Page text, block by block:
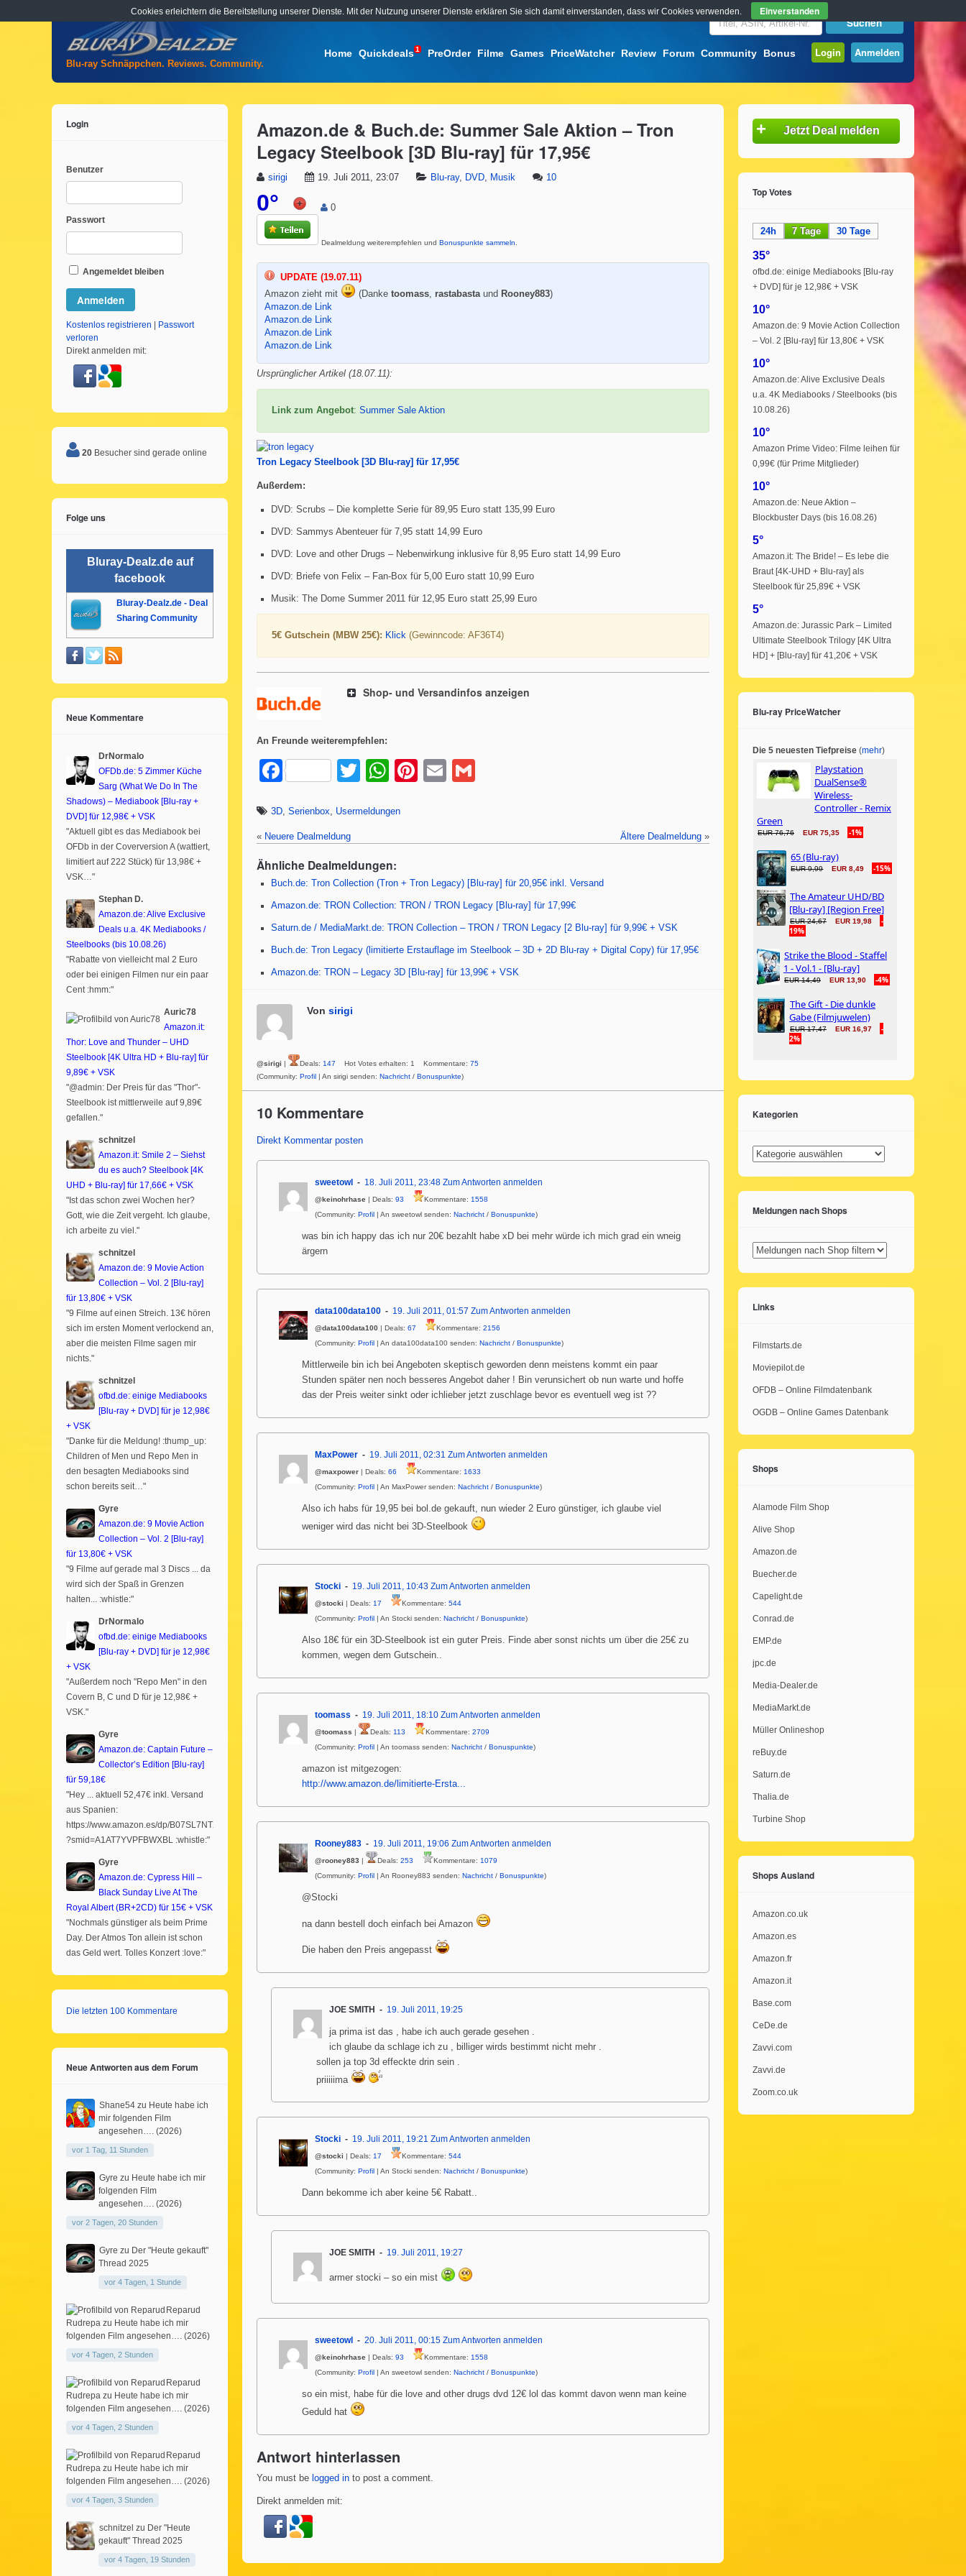
Blu-ray Schnäppchen. Reviews. Community.
Home Quickdeals1 PreOrder Filme Games PriceWatcher Review Forum Community Bonus Login Anmelden
Amazon.de & Buch.de: Summer Sale Aktion – Tron
Legacy Steelbook [3D Blu-ray] für 17,95€
sirigi 19. Juli 2011, 23:07 Blu-ray, DVD, Musik 10
0° 0
Dealmeldung weiterempfehlen und Bonuspunkte sammeln
UPDATE (19.07.11)
Amazon zieht mit
(Danke toomass, rastabasta und Rooney883)
Amazon.de Link
Amazon.de Link
Amazon.de Link
Amazon.de Link
Ursprünglicher Artikel (18.07.11):
Link zum Angebot: Summer Sale Aktion
Tron Legacy Steelbook [3D Blu-ray] für 17,95€
Außerdem:
DVD: Scrubs – Die komplette Serie für 89,95 Euro statt 135,99 Euro
DVD: Sammys Abenteuer für 7,95 statt 14,99 Euro
DVD: Love and other Drugs – Nebenwirkung inklusive für 8,95 Euro statt 14,99 Euro
DVD: Briefe von Felix – Fan-Box für 5,00 Euro statt 10,99 Euro
Musik: The Dome Summer 2011 für 12,95 Euro statt 25,99 Euro
5€ Gutschein (MBW 25€): Klick (Gewinncode: AF36T4)
Shop- und Versandinfos anzeigen
An Freunde weiterempfehlen:
F
c
e
b
o
o
k
T
tt
er
W
at
s
A
p
p
Pi
e
E
3D Serienbox Usermeldungen
« Neuere Dealmeldung Ältere Dealmeldung »
Ähnliche Dealmeldungen:
Buch.de: Tron Collection (Tron + Tron Legacy) [Blu-ray] für 20,95€ inkl. Versand
Amazon.de: TRON Collection: TRON / TRON Legacy [Blu-ray] für 17,99€
Saturn.de / MediaMarkt.de: TRON Collection – TRON / TRON Legacy [2 Blu-ray] für 9,99€ + VSK
Buch.de: Tron Legacy (limitierte Erstauflage im Steelbook – 3D + 2D Blu-ray + Digital Copy) für 17,95€
Amazon.de: TRON – Legacy 3D [Blu-ray] für 13,99€ + VSK
Von sirigi
@sirigi | Deals: 147 Hot Votes erhalten: 1 Kommentare: 75
(Community: Profil | An sirigi senden: Nachricht / Bonuspunkte)
10 Kommentare
Direkt Kommentar posten
sweetowl 18. Juli 2011, 23:48 Zum Antworten anmelden
@keinohrhase | Deals: 93 Kommentare: 1558
(Community: Profil | An sweetowl senden: Nachricht / Bonuspunkte)
was bin ich happy das ich nur 20€ bezahlt habe xD bei mehr würde ich mich grad ein wneig
ärgern
data100data100 19. Juli 2011, 01:57 Zum Antworten anmelden
@data100data100 | Deals: 67 Kommentare: 2156
(Community: Profil | An data100data100 senden: Nachricht / Bonuspunkte)
Mittlerweile bin ich bei Angeboten skeptisch geworden denn meistens kommt ein paar
Stunden später nen noch besseres Angebot daher ! Bin verunsichert ob nun warte und hoffe
das der Preis weiter sinkt oder ichlieber jetzt zuschlage bevor es eventuell weg ist ??
MaxPower 19. Juli 2011, 02:31 Zum Antworten anmelden
@maxpower | Deals: 66 Kommentare: 1633
(Community: Profil | An MaxPower senden: Nachricht / Bonuspunkte)
Also ich habs für 19,95 bei bol.de gekauft, nun wieder 2 Euro günstiger, ich glaube viel
weniger wird das nicht bei 3D-Steelbook
Stocki 19. Juli 2011, 10:43 Zum Antworten anmelden
@stocki | Deals: 17 Kommentare: 544
(Community: Profil | An Stocki senden: Nachricht / Bonuspunkte)
Also 18€ für ein 3D-Steelbook ist ein guter Preis. Finde aber sonst nichts um über die 25€ zu
kommen, wegen dem Gutschein..
toomass 19. Juli 2011, 18:10 Zum Antworten anmelden
@toomass | Deals: 113 Kommentare: 2709
(Community: Profil | An toomass senden: Nachricht / Bonuspunkte)
amazon ist mitgezogen:
http://www.amazon.de/limitierte-Ersta...
Rooney883 19. Juli 2011, 19:06 Zum Antworten anmelden
@rooney883 | Deals: 253 Kommentare: 1079
(Community: Profil | An Rooney883 senden: Nachricht / Bonuspunkte)
@Stocki
na dann bestell doch einfach bei Amazon
Die haben den Preis angepasst
JOE SMITH 19. Juli 2011, 19:25
ja prima ist das , habe ich auch gerade gesehen .
ich glaube da schlage ich zu , billiger wirds bestimmt nicht mehr .
sollen ja top 3d effeckte drin sein .
priiiiima
Stocki 19. Juli 2011, 19:21 Zum Antworten anmelden
@stocki | Deals: 17 Kommentare: 544
(Community: Profil | An Stocki senden: Nachricht / Bonuspunkte)
Dann bekomme ich aber keine 5€ Rabatt..
JOE SMITH 19. Juli 2011, 19:27
armer stocki – so ein mist
sweetowl 20. Juli 2011, 00:15 Zum Antworten anmelden
@keinohrhase | Deals: 93 Kommentare: 1558
(Community: Profil | An sweetowl senden: Nachricht / Bonuspunkte)
so ein mist, habe für die love and other drugs dvd 12€ lol das kommt davon wenn man keine
Geduld hat
Antwort hinterlassen
You must be logged in to post a comment.
Direkt anmelden mit:
Login
Benutzer
Passwort
Angemeldet bleiben
Kostenlos registrieren
Passwort
verloren
Direkt anmelden mit:
20 Besucher sind gerade online
Folge uns
Bluray-Dealz.de auf
facebook
Bluray-Dealz.de - Deal
Sharing Community
Neue Kommentare
DrNormalo
OFDb.de: 5 Zimmer Küche
Sarg (What We Do In The
Shadows) – Mediabook [Blu-ray +
DVD] für 12,98€ + VSK
"Aktuell gibt es das Mediabook bei
OFDb in der Coverversion A (wattiert,
limitiert auf 222 Stück) für 13,98€ +
VSK…"
Stephan D.
Amazon.de: Alive Exclusive
Deals u.a. 4K Mediabooks /
Steelbooks (bis 10.08.26)
"Rabatte von vielleicht mal 2 Euro
oder bei einigen Filmen nur ein paar
Cent :hmm:"
Auric78
Amazon.it:
Thor: Love and Thunder – UHD
Steelbook [4K Ultra HD + Blu-ray] für
9,89€ + VSK
"@admin: Der Preis für das "Thor"-
Steelbook ist mittlerweile auf 9,89€
gefallen."
schnitzel
Amazon.it: Smile 2 – Siehst
du es auch? Steelbook [4K
UHD + Blu-ray] für 17,66€ + VSK
"Ist das schon zwei Wochen her?
Gott, wie die Zeit vergeht. Ich glaube,
ich arbeite zu viel."
schnitzel
Amazon.de: 9 Movie Action
Collection – Vol. 2 [Blu-ray]
für 13,80€ + VSK
"9 Filme auf einen Streich. 13€ hören
sich im ersten Moment verlockend an,
aber die meisten Filme sagen mir
nichts."
schnitzel
ofbd.de: einige Mediabooks
[Blu-ray + DVD] für je 12,98€
+ VSK
"Danke für die Meldung! :thump_up:
Children of Men und Repo Men in
den besagten Mediabooks sind
schon bereits seit…"
Gyre
Amazon.de: 9 Movie Action
Collection – Vol. 2 [Blu-ray]
für 13,80€ + VSK
"9 Filme auf gerade mal 3 Discs ... da
wird sich der Spaß in Grenzen
halten... :whistle:"
DrNormalo
ofbd.de: einige Mediabooks
[Blu-ray + DVD] für je 12,98€
+ VSK
"Außerdem noch "Repo Men" in den
Covern B, C und D für je 12,98€ +
VSK."
Gyre
Amazon.de: Captain Future –
Collector’s Edition [Blu-ray]
für 59,18€
"Hey ... aktuell 52,47€ inkl. Versand
aus Spanien:
https://www.amazon.es/dp/B07SL7NTXR
?smid=A1AT7YVPFBWXBL :whistle:"
Gyre
Amazon.de: Cypress Hill –
Black Sunday Live At The
Royal Albert (BR+2CD) für 15€ + VSK
"Nochmals günstiger als beim Prime
Day. Der Atmos Ton allein ist schon
das Geld wert. Tolles Konzert :love:"
Die letzten 100 Kommentare
Neue Antworten aus dem Forum
Shane54 zu Heute habe ich
mir folgenden Film
angesehen…. (2026)
vor 1 Tag, 11 Stunden
Gyre zu Heute habe ich mir
folgenden Film
angesehen…. (2026)
vor 2 Tagen, 20 Stunden
Gyre zu Der "Heute gekauft"
Thread 2025
vor 4 Tagen, 1 Stunde
Reparud
Rudrepa zu Heute habe ich mir
folgenden Film angesehen…. (2026)
vor 4 Tagen, 2 Stunden
Reparud
Rudrepa zu Heute habe ich mir
folgenden Film angesehen…. (2026)
vor 4 Tagen, 2 Stunden
Reparud
Rudrepa zu Heute habe ich mir
folgenden Film angesehen…. (2026)
vor 4 Tagen, 3 Stunden
schnitzel zu Der "Heute
gekauft" Thread 2025
vor 4 Tagen, 19 Stunden
+ Jetzt Deal melden
Top Votes
24h 7 Tage 30 Tage
35°
ofbd.de: einige Mediabooks [Blu-ray
+ DVD] für je 12,98€ + VSK
10°
Amazon.de: 9 Movie Action Collection
– Vol. 2 [Blu-ray] für 13,80€ + VSK
10°
Amazon.de: Alive Exclusive Deals
u.a. 4K Mediabooks / Steelbooks (bis
10.08.26)
10°
Amazon Prime Video: Filme leihen für
0,99€ (für Prime Mitglieder)
10°
Amazon.de: Neue Aktion –
Blockbuster Days (bis 16.08.26)
5°
Amazon.it: The Bride! – Es lebe die
Braut [4K-UHD + Blu-ray] als
Steelbook für 25,89€ + VSK
5°
Amazon.de: Jurassic Park – Limited
Ultimate Steelbook Trilogy [4K Ultra
HD] + [Blu-ray] für 41,20€ + VSK
Blu-ray PriceWatcher
Die 5 neuesten Tiefpreise (mehr)
Kategorien
Kategorien
Meldungen nach Shops
Links
Filmstarts.de
Moviepilot.de
OFDB – Online Filmdatenbank
OGDB – Online Games Datenbank
Shops
Alamode Film Shop
Alive Shop
Amazon.de
Buecher.de
Capelight.de
Conrad.de
EMP.de
jpc.de
Media-Dealer.de
MediaMarkt.de
Müller Onlineshop
reBuy.de
Saturn.de
Thalia.de
Turbine Shop
Shops Ausland
Amazon.co.uk
Amazon.es
Amazon.fr
Amazon.it
Base.com
CeDe.de
Zavvi.com
Zavvi.de
Zoom.co.uk
Cookies erleichtern die Bereitstellung unserer Dienste. Mit der Nutzung unserer Dienste erklären Sie sich damit einverstanden, dass wir Cookies verwenden. Einverstanden